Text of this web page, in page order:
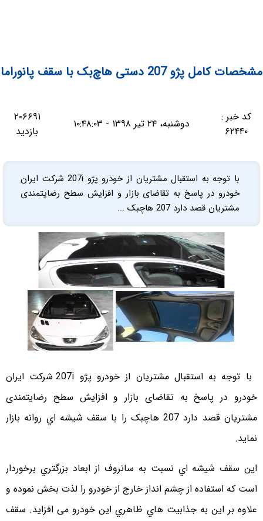
مشخصات کامل پژو 207 دستی هاچ‌بک با سقف پانوراما
کد خبر :
۶۲۴۴۰
دوشنبه، ۲۴ تیر ۱۳۹۸ - ۱۰:۴۸:۰۳
۲۰۶۶۹۱
بازدید
با توجه به استقبال مشتریان از خودرو پژو 207i شرکت ایران
خودرو در پاسخ به تقاضای بازار و افزایش سطح رضایتمندی
مشتریان قصد دارد 207 هاچبک ...
با توجه به استقبال مشتریان از خودرو پژو 207i شرکت ایران
خودرو در پاسخ به تقاضای بازار و افزایش سطح رضایتمندی
مشتریان قصد دارد 207 هاچبک را با سقف شیشه اي روانه بازار
نماید.
این سقف شیشه اي نسبت به سانروف از ابعاد بزرگتري برخوردار
است که استفاده از چشم انداز خارج از خودرو را لذت بخش نموده و
علاوه بر این به جذابیت هاي ظاهري این خودرو می افزاید. سقف